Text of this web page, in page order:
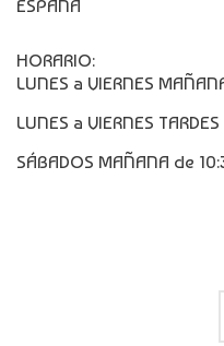
ESPAÑA
HORARIO:
LUNES a VIERNES
LUNES a VIERNES
SÁBADOS MAÑANA de